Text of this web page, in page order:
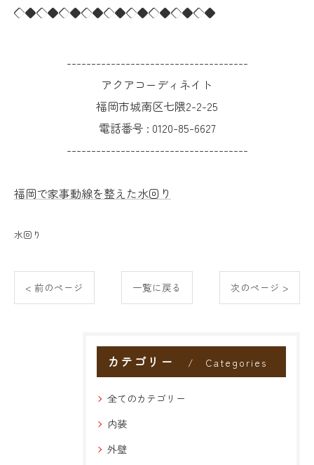
◇◆◇◆◇◆◇◆◇◆◇◆◇◆◇◆◇◆
-------------------------------------
アクアコーディネイト
福岡市城南区七隈2-2-25
電話番号 : 0120-85-6627
-------------------------------------
福岡で家事動線を整えた水回り
水回り
< 前のページ 一覧に戻る 次のページ >
カテゴリー Categories
全てのカテゴリー
内装
外壁